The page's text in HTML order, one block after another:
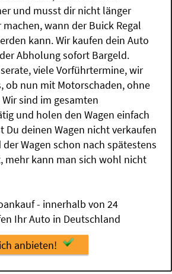
und musst dir nicht länger
wann der Buick Regal
kann. Wir kaufen dein Auto
Abholung sofort Bargeld.
viele Vorführtermine, wir
ob nun mit Motorschaden, ohne
sind im gesamten
und holen den Wagen einfach
Du deinen Wagen nicht verkaufen
Wagen schon nach spätestens
mehr kann man sich wohl nicht
- innerhalb von 24
Ihr Auto in Deutschland
anbieten!